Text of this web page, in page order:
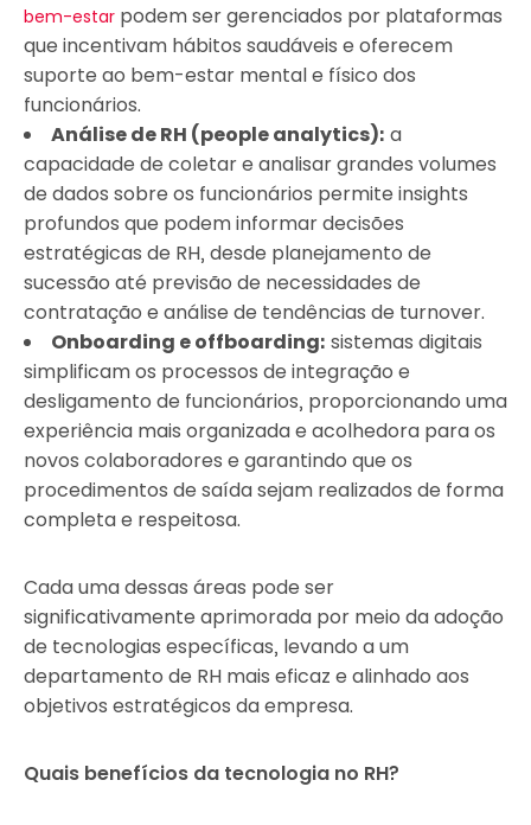
bem-estar podem ser gerenciados por plataformas
que incentivam hábitos saudáveis e oferecem
suporte ao bem-estar mental e físico dos
funcionários.
Análise de RH (people analytics): a
capacidade de coletar e analisar grandes volumes
de dados sobre os funcionários permite insights
profundos que podem informar decisões
estratégicas de RH, desde planejamento de
sucessão até previsão de necessidades de
contratação e análise de tendências de turnover.
Onboarding e offboarding: sistemas digitais
simplificam os processos de integração e
desligamento de funcionários, proporcionando uma
experiência mais organizada e acolhedora para os
novos colaboradores e garantindo que os
procedimentos de saída sejam realizados de forma
completa e respeitosa.
Cada uma dessas áreas pode ser
significativamente aprimorada por meio da adoção
de tecnologias específicas, levando a um
departamento de RH mais eficaz e alinhado aos
objetivos estratégicos da empresa.
Quais benefícios da tecnologia no RH?